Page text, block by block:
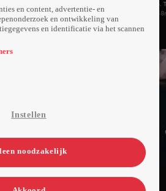
46min
3.
programma
programma
en content, advertentie- en
en ontwikkeling van
en identificatie via het scannen
Instellen
noodzakelijk